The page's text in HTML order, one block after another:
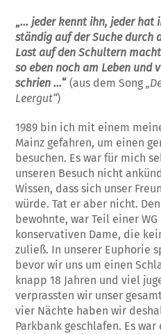
„… jeder kennt ihn, jeder hat
ständig auf der Suche durch
Last auf den Schultern
so eben noch am Leben und
schrien …“ (aus dem Song
Leergut“)
1989 bin ich mit einem
Mainz gefahren, um einen
besuchen. Es war für mich
unseren Besuch nicht
Wissen, dass sich unser
würde. Tat er aber nicht.
bewohnte, war Teil einer
konservativen Dame, die
zuließ. In unserer Euphorie
bevor wir uns um einen
knapp 18 Jahren und viel
verprassten wir unser
vier Nächte haben wir
Parkbank ge­schlafen. Es